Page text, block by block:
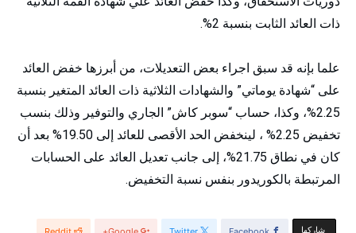
ذات العائد الثابت بنسبة 2%.
علما بإنه قد سبق اجراء بعض التعديلات، من أبرزها خفض العائد
على “شهادة يوماتي” والشهادات الثلاثية ذات العائد المتغير بنسبة
2.25%، وكذا، حساب “سوبر كاش” الجاري والتوفير وذلك بنسب
تخفيض 2.25% ، لينخفض الحد الأقصى للعائد إلى 19.50% بعد أن
كان في نطاق 21.75%، إلى جانب تعديل العائد على الحسابات
المرتبطة بالكوريدور بنفس نسبة التخفيض.
‫‫ شاركها‬